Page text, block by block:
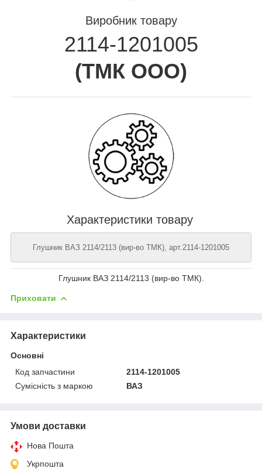
Виробник товару
2114-1201005
(ТМК ООО)
Характеристики товару
Глушник ВАЗ 2114/2113 (вир-во ТМК), арт.2114-1201005
Глушник ВАЗ 2114/2113 (вир-во ТМК).
Приховати
Характеристики
Основні
Код запчастини
2114-1201005
Сумісність з маркою
ВАЗ
Умови доставки
Нова Пошта
Укрпошта